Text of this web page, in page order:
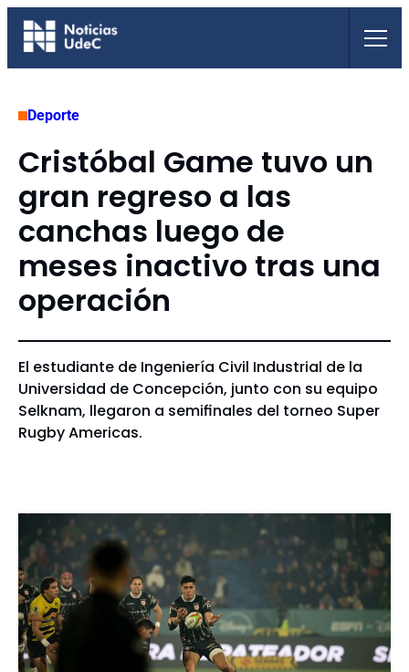
Saltar
Deporte
Cristóbal Game tuvo un
gran regreso a las
canchas luego de
meses inactivo tras una
operación
El estudiante de Ingeniería Civil Industrial de la
Universidad de Concepción, junto con su equipo
Selknam, llegaron a semifinales del torneo Super
Rugby Americas.